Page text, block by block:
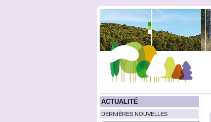
ACTUALITÉ
DERNIÈRES NOUVELLES